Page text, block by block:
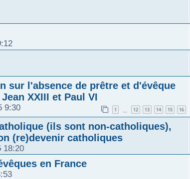
sur l'absence de prêtre et d'évêque
XXIII et Paul VI
9:30 1 12 13 14 15 16
(ils sont non-catholiques),
(re)devenir catholiques
18:20
en France